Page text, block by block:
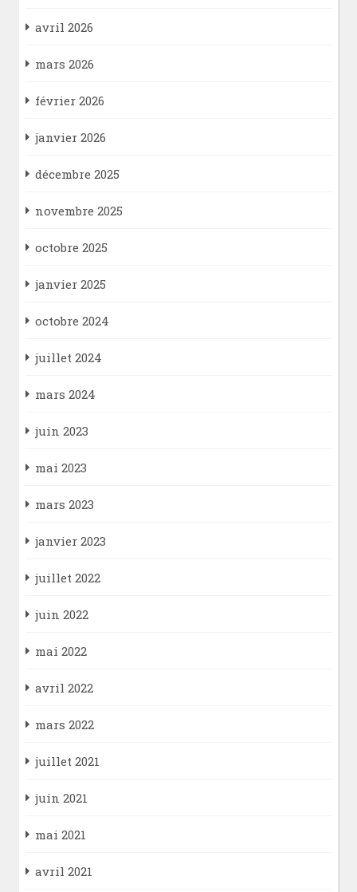
avril 2026
mars 2026
février 2026
janvier 2026
décembre 2025
novembre 2025
octobre 2025
janvier 2025
octobre 2024
juillet 2024
mars 2024
juin 2023
mai 2023
mars 2023
janvier 2023
juillet 2022
juin 2022
mai 2022
avril 2022
mars 2022
juillet 2021
juin 2021
mai 2021
avril 2021